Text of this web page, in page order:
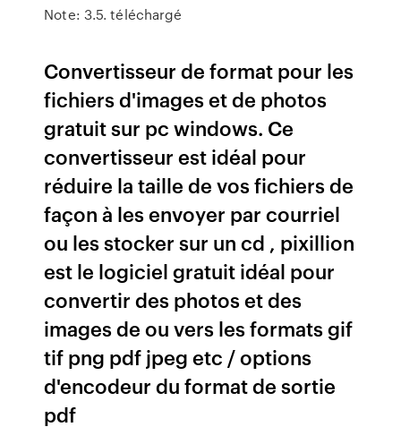
Note: 3.5. téléchargé
Convertisseur de format pour les
fichiers d'images et de photos
gratuit sur pc windows. Ce
convertisseur est idéal pour
réduire la taille de vos fichiers de
façon à les envoyer par courriel
ou les stocker sur un cd , pixillion
est le logiciel gratuit idéal pour
convertir des photos et des
images de ou vers les formats gif
tif png pdf jpeg etc / options
d'encodeur du format de sortie
pdf